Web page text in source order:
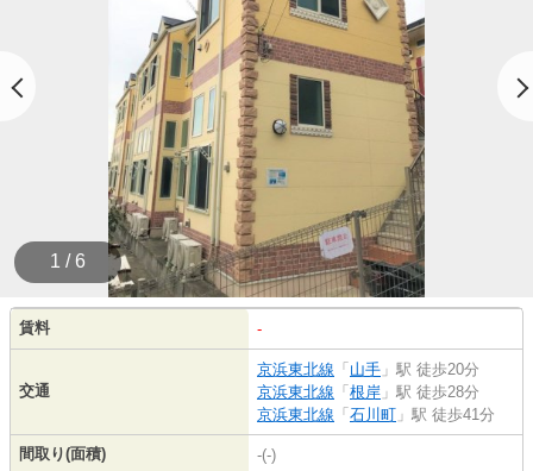
1 / 6
賃料 -
交通
京浜東北線 「 山手 」駅 徒歩20分
京浜東北線 「 根岸 」駅 徒歩28分
京浜東北線 「 石川町 」駅 徒歩41分
間取り(面積) -(-)